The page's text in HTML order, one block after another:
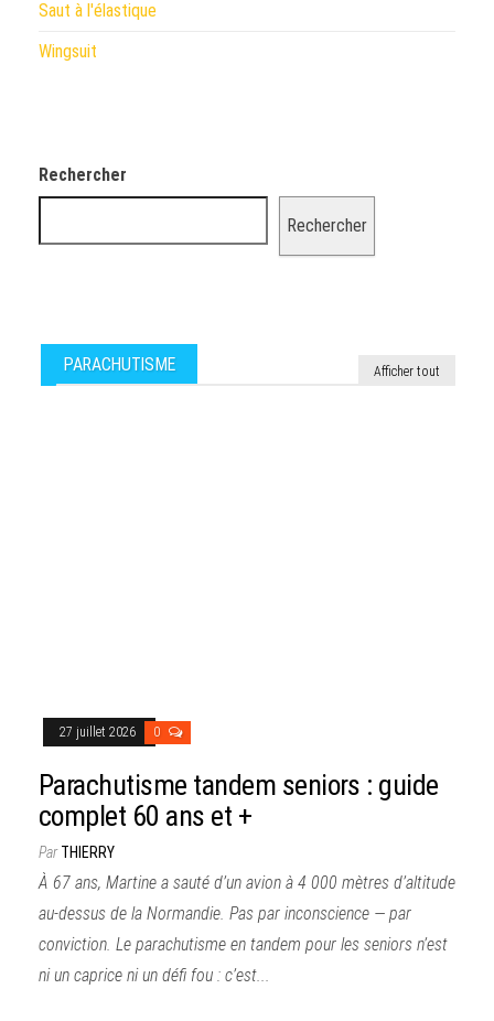
Saut à l'élastique
Wingsuit
Rechercher
Rechercher
PARACHUTISME Afficher tout
27 juillet 2026 0
Parachutisme tandem seniors : guide
complet 60 ans et +
ParTHIERRY
À 67 ans, Martine a sauté d’un avion à 4 000 mètres d’altitude
au-dessus de la Normandie. Pas par inconscience — par
conviction. Le parachutisme en tandem pour les seniors n’est
ni un caprice ni un défi fou : c’est...